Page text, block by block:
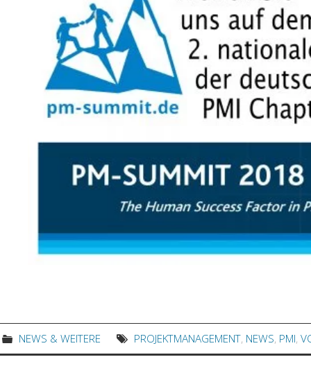
NEWS & WEITERE PROJEKTMANAGEMENT, NEWS, PMI,